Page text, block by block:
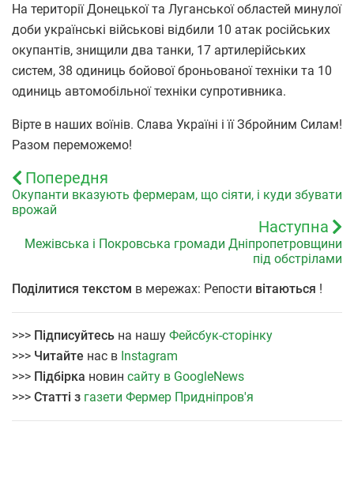
На території Донецької та Луганської областей минулої
доби українські військові відбили 10 атак російських
окупантів, знищили два танки, 17 артилерійських
систем, 38 одиниць бойової броньованої техніки та 10
одиниць автомобільної техніки супротивника.
Вірте в наших воїнів. Слава Україні і її Збройним Силам!
Разом переможемо!
Попередня
Окупанти вказують фермерам, що сіяти, і куди збувати
врожай
Наступна
Межівська і Покровська громади Дніпропетровщини
під обстрілами
Поділитися текстом в мережах: Репости вітаються !
>>> Підписуйтесь на нашу Фейсбук-сторінку
>>> Читайте нас в Instagram
>>> Підбірка новин сайту в GoogleNews
>>> Статті з газети Фермер Придніпров'я